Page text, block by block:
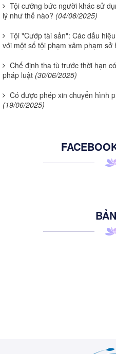
Tội cưỡng bức người khác sử
lý như thế nào? (04/08/2025)
Tội "Cướp tài sản": Các dấu
với một số tội phạm xâm phạm sở
Chế định tha tù trước thời hạn
pháp luật (30/06/2025)
Có được phép xin chuyển hình
(19/06/2025)